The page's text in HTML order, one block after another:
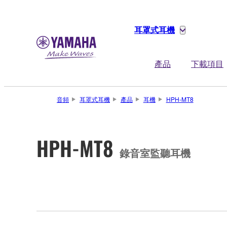
耳罩式耳機
產品 下載項目
音頻 耳罩式耳機 產品 耳機 HPH-MT8
HPH-MT8 錄音室監聽耳機